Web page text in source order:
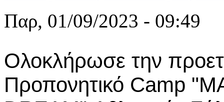
Παρ, 01/09/2023 - 09:49
Ολοκλήρωσε την
Προπονητικό Camp